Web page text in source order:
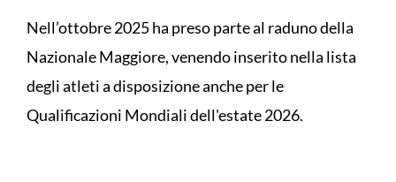
Nell’ottobre 2025 ha preso parte al raduno della
Nazionale Maggiore, venendo inserito nella lista
degli atleti a disposizione anche per le
Qualificazioni Mondiali dell'estate 2026.